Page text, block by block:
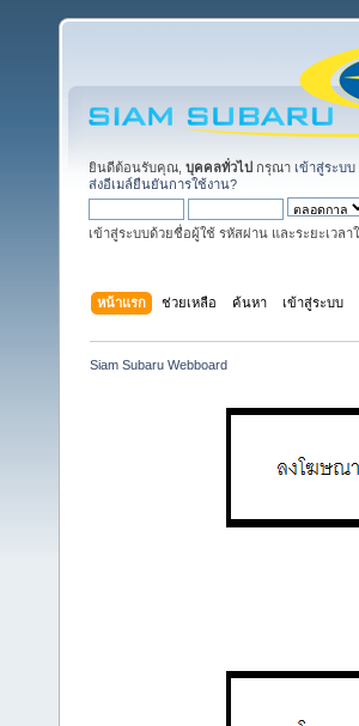
ยินดีต้อนรับคุณ, บุคคลทั่วไป กรุณา เข้าสู่ระบบ
ส่งอีเมล์ยืนยันการใช้งาน?
เข้าสู่ระบบด้วยชื่อผู้ใช้ รหัสผ่าน และระยะเวลา
หน้าแรก ช่วยเหลือ ค้นหา เข้าสู่ระบบ
Siam Subaru Webboard